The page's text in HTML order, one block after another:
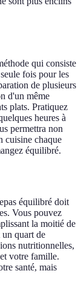
qui consiste
fois pour les
de plusieurs
d'un même
plats. Pratiquez
heures à
permettra non
cuisine chaque
équilibré.
équilibré doit
Vous pouvez
la moitié de
un quart de
nutritionnelles,
votre famille.
santé, mais